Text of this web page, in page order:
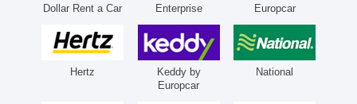
Dollar Rent a Car Enterprise Europcar
Hertz
Keddy by
Europcar
National